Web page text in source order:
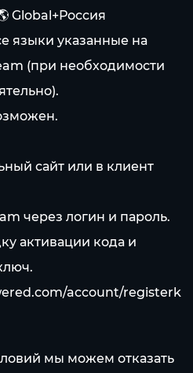
Global+Россия
языки указанные на
(при необходимости
сайт или в клиент
через логин и пароль.
активации кода и
account/registerk
мы можем отказать